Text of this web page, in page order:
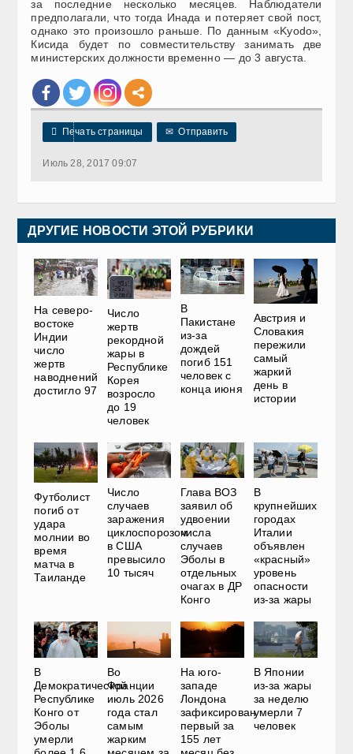
за последние несколько месяцев. Наблюдатели
предполагали, что тогда Инада и потеряет свой пост,
однако это произошло раньше. По данным «Kyodo»,
Кисида будет по совместительству занимать две
министерских должности временно — до 3 августа.
 Печать страницы ✉ Отправить
Июль 28, 2017 09:07
ДРУГИЕ НОВОСТИ ЭТОЙ РУБРИКИ
На северо-
востоке
Индии
число
жертв
наводнений
достигло 97
Число
жертв
рекордной
жары в
Республике
Корея
возросло
до 19
человек
В
Пакистане
из-за
дождей
погиб 151
человек с
конца июня
Австрия и
Словакия
пережили
самый
жаркий
день в
истории
Футболист
погиб от
удара
молнии во
время
матча в
Таиланде
Число
случаев
заражения
циклоспорозом
в США
превысило
10 тысяч
Глава ВОЗ
заявил об
удвоении
числа
случаев
Эболы в
отдельных
очагах в ДР
Конго
В
крупнейших
городах
Италии
объявлен
«красный»
уровень
опасности
из-за жары
В
Демократической
Республике
Конго от
Эболы
умерли
Во
Франции
июль 2026
года стал
самым
жарким
На юго-
западе
Лондона
зафиксирован
первый за
155 лет
В Японии
из-за жары
за неделю
умерли 7
человек